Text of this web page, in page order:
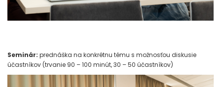
Seminár: prednáška na konkrétnu tému s možnosťou diskusie
účastníkov (trvanie 90 – 100 minút, 30 – 50 účastníkov)